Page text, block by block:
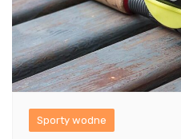
Sporty wodne